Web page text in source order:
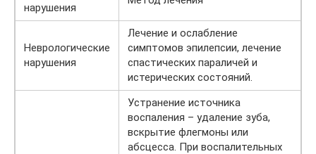
нарушения
Неврологические
нарушения
Лечение и ослабление
симптомов эпилепсии, лечение
спастических параличей и
истерических состояний.
Устранение источника
воспаления – удаление зуба,
вскрытие флегмоны или
абсцесса. При воспалительных